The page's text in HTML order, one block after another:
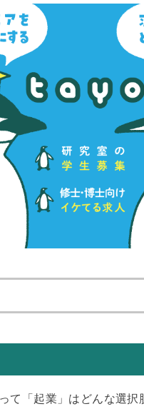
索:
て「起業」はどんな選択